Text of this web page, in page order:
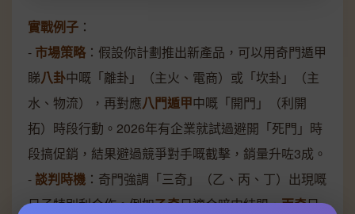
實戰例子 ：
- 市場策略 ：假設你計劃推出新產品，可以用奇門遁甲
睇八卦中嘅「離卦」（主火、電商）或「坎卦」（主
水、物流），再對應八門遁甲中嘅「開門」（利開
拓）時段行動。2026年有企業就試過避開「死門」時
段搞促銷，結果避過競爭對手嘅截擊，銷量升咗3成。
-談判時機 ：奇門強調「三奇」（乙、丙、丁）出現嘅
日子特別利合作。例如乙奇日適合暗中結盟，丙奇日